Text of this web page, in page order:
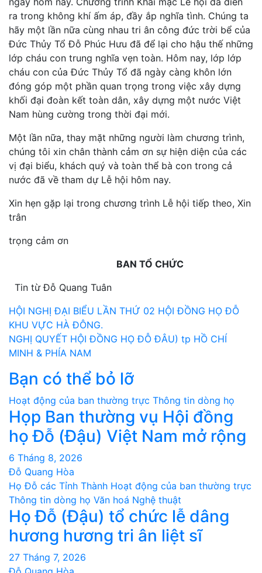
ra trong không khí ấm áp, đầy ắp nghĩa tình. Chúng ta
hãy một lần nữa cùng nhau tri ân công đức trời bể của
Đức Thủy Tổ Đỗ Phúc Hưu đã để lại cho hậu thế những
lớp cháu con trung nghĩa vẹn toàn. Hôm nay, lớp lớp
cháu con của Đức Thủy Tổ đã ngày càng khôn lớn
đóng góp một phần quan trọng trong việc xây dựng
khối đại đoàn kết toàn dân, xây dựng một nước Việt
Nam hùng cường trong thời đại mới.
Một lần nữa, thay mặt những người làm chương trình,
chúng tôi xin chân thành cảm ơn sự hiện diện của các
vị đại biểu, khách quý và toàn thể bà con trong cả
nước đã về tham dự Lễ hội hôm nay.
Xin hẹn gặp lại trong chương trình Lễ hội tiếp theo, Xin
trân
trọng cảm ơn
BAN TỔ CHỨC
Tin từ Đỗ Quang Tuân
Điều
hướng
bài
viết
HỘI NGHỊ ĐẠI BIỂU LẦN THỨ 02 HỘI ĐỒNG HỌ ĐỖ
KHU VỰC HÀ ĐÔNG.
NGHỊ QUYẾT HỘI ĐỒNG HỌ ĐỖ ĐÂU) tp HỒ CHÍ
MINH & PHÍA NAM
Bạn có thể bỏ lỡ
Hoạt động của ban thường trực Thông tin dòng họ
Họp Ban thường vụ Hội đồng
họ Đỗ (Đậu) Việt Nam mở rộng
6 Tháng 8, 2026
Đỗ Quang Hòa
Họ Đỗ các Tỉnh Thành Hoạt động của ban thường trực
Thông tin dòng họ Văn hoá Nghệ thuật
Họ Đỗ (Đậu) tổ chức lễ dâng
hương hương tri ân liệt sĩ
27 Tháng 7, 2026